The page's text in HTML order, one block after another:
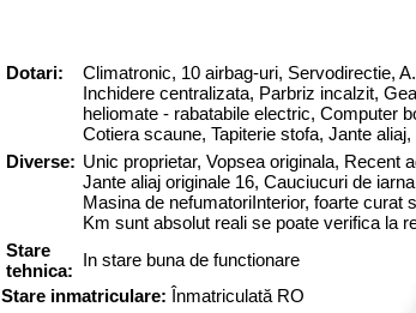
Dotari: Climatronic, 10 airbag-uri, Servodirectie,
Inchidere centralizata, Parbriz incalzit,
heliomate - rabatabile electric, Computer
Cotiera scaune, Tapiterie stofa, Jante aliaj,
Diverse: Unic proprietar, Vopsea originala, Recent
Jante aliaj originale 16, Cauciucuri de
Masina de nefumatoriInterior, foarte curat
Km sunt absolut reali se poate verifica la
Stare
tehnica:
In stare buna de functionare
Stare inmatriculare: Înmatriculată RO